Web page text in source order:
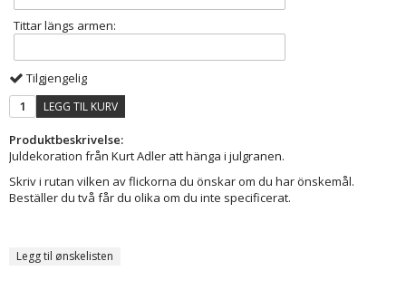
Tittar längs armen:
Tilgjengelig
LEGG TIL KURV
Produktbeskrivelse:
Juldekoration från Kurt Adler att hänga i julgranen.
Skriv i rutan vilken av flickorna du önskar om du har önskemål.
Beställer du två får du olika om du inte specificerat.
Legg til ønskelisten